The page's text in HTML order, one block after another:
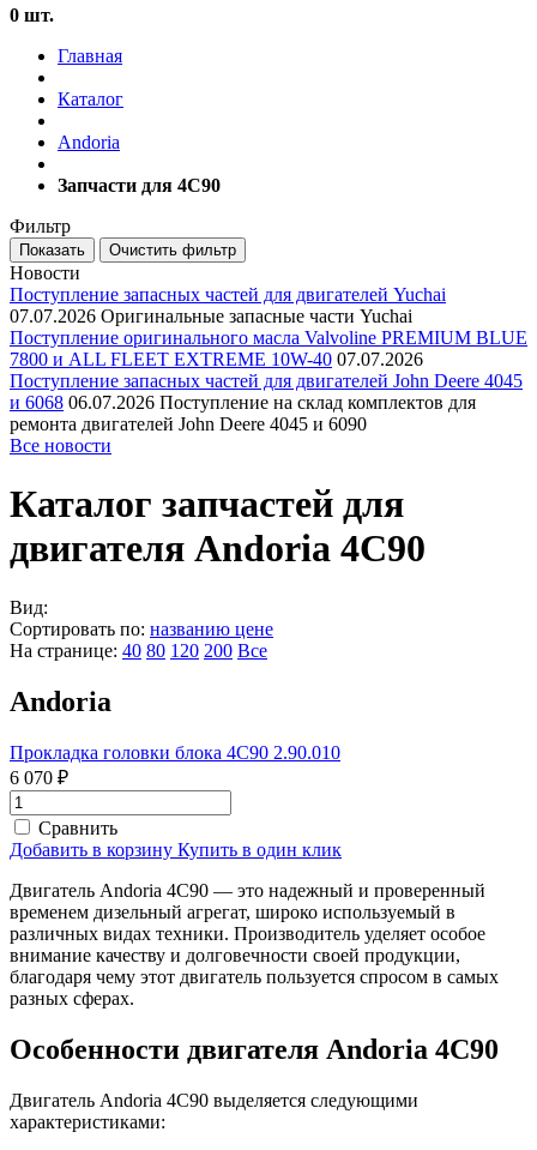
0 шт.
Главная
Каталог
Andoria
Запчасти для 4С90
Фильтр
Новости
Поступление запасных частей для двигателей Yuchai
07.07.2026 Оригинальные запасные части Yuchai
Поступление оригинального масла Valvoline PREMIUM BLUE
7800 и ALL FLEET EXTREME 10W-40 07.07.2026
Поступление запасных частей для двигателей John Deere 4045
и 6068 06.07.2026 Поступление на склад комплектов для
ремонта двигателей John Deere 4045 и 6090
Все новости
Каталог запчастей для
двигателя Andoria 4C90
Вид:
Сортировать по: названию цене
На странице: 40 80 120 200 Все
Andoria
Прокладка головки блока 4С90 2.90.010
6 070 ₽
Сравнить
Добавить в корзину Купить в один клик
Двигатель Andoria 4C90 — это надежный и проверенный
временем дизельный агрегат, широко используемый в
различных видах техники. Производитель уделяет особое
внимание качеству и долговечности своей продукции,
благодаря чему этот двигатель пользуется спросом в самых
разных сферах.
Особенности двигателя Andoria 4C90
Двигатель Andoria 4C90 выделяется следующими
характеристиками: